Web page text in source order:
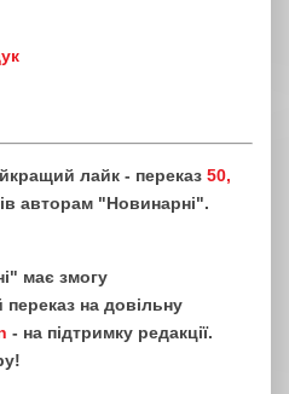
лайк - переказ 50,
авторам "Новинарні".
має змогу
на довільну
- на підтримку редакції.